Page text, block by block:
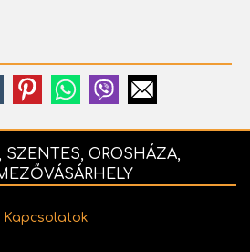
SZENTES, OROSHÁZA,
Kapcsolatok